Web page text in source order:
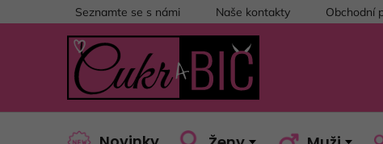
na
Seznamte se s námi Naše kontakty Obchodní